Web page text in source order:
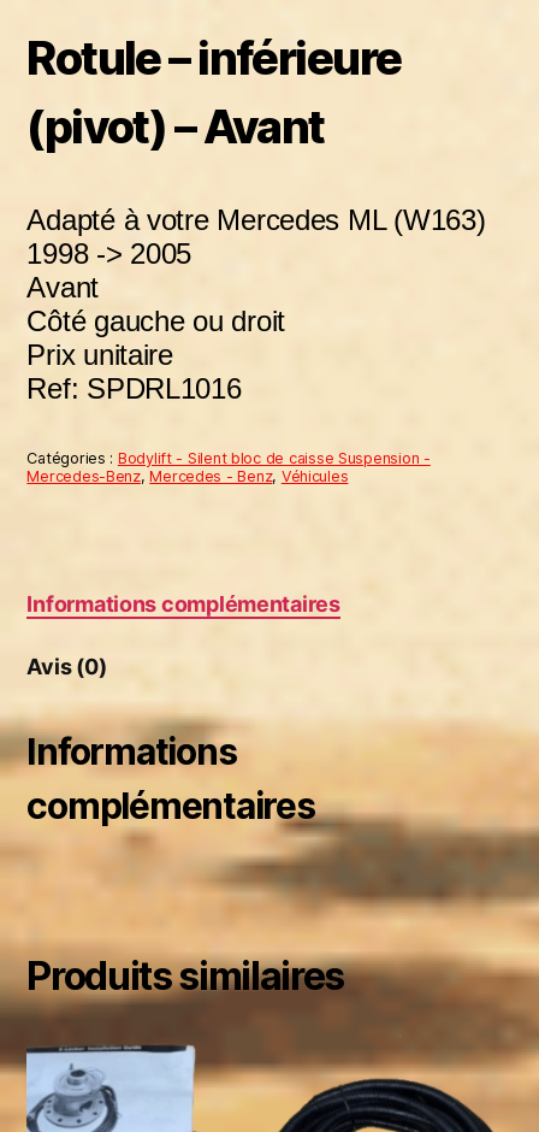
Rotule – inférieure
(pivot) – Avant
Adapté à votre Mercedes ML (W163)
1998 -> 2005
Avant
Côté gauche ou droit
Prix unitaire
Ref: SPDRL1016
Catégories : Bodylift - Silent bloc de caisse Suspension -
Mercedes-Benz,Mercedes - Benz, Véhicules
Informations complémentaires
Avis (0)
Informations
complémentaires
Produits similaires